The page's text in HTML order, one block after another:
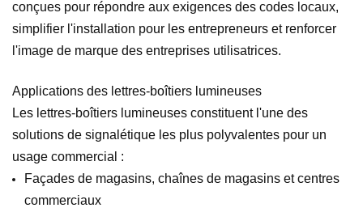
conçues pour répondre aux exigences des codes locaux,
simplifier l'installation pour les entrepreneurs et renforcer
l'image de marque des entreprises utilisatrices.
Applications des lettres-boîtiers lumineuses
Les lettres-boîtiers lumineuses constituent l'une des
solutions de signalétique les plus polyvalentes pour un
usage commercial :
Façades de magasins, chaînes de magasins et centres
commerciaux